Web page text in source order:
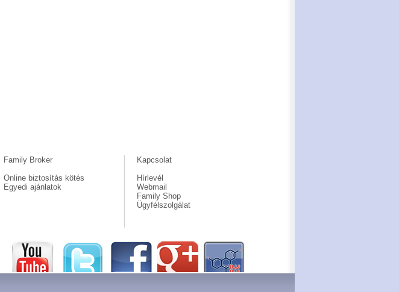
Family Broker
Online biztosítás kötés
Egyedi ajánlatok
Kapcsolat
Hírlevél
Webmail
Family Shop
Ügyfélszolgálat